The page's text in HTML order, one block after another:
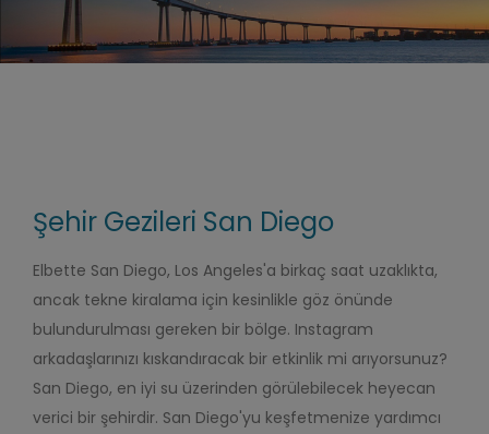
Şehir Gezileri San Diego
Elbette San Diego, Los Angeles'a birkaç saat uzaklıkta,
ancak tekne kiralama için kesinlikle göz önünde
bulundurulması gereken bir bölge. Instagram
arkadaşlarınızı kıskandıracak bir etkinlik mi arıyorsunuz?
San Diego, en iyi su üzerinden görülebilecek heyecan
verici bir şehirdir. San Diego'yu keşfetmenize yardımcı